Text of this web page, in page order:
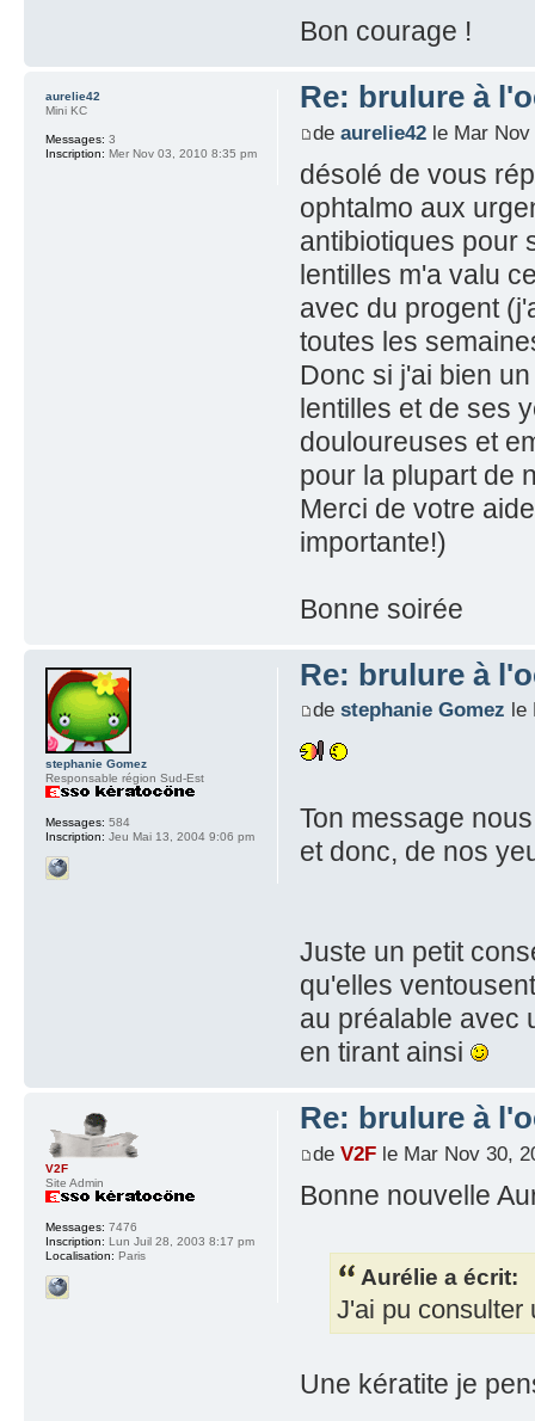
Bon courage !
Re: brulure à
de aurelie42le Mar Nov
désolé de vous
ophtalmo aux
antibiotiques pour
lentilles m'a valu
avec du progent
toutes les
Donc si j'ai bien
lentilles et de ses
douloureuses et
pour la plupart de
Merci de votre
importante!)
Bonne soirée
aurelie42
Mini KC
Messages: 3
Inscription: Mer Nov 03, 2010 8:35 pm
Re: brulure à
de stephanie Gomez le
Ton message
et donc, de nos
Juste un petit
qu'elles
au préalable avec
en tirant ainsi
stephanie Gomez
Responsable région Sud-Est
Messages: 584
Inscription: Jeu Mai 13, 2004 9:06 pm
Re: brulure à
de V2Fle Mar Nov 30,
Bonne nouvelle
Aurélie a écrit:
J'ai pu consulter
Une kératite je
V2F
Site Admin
Messages: 7476
Inscription: Lun Juil 28, 2003 8:17 pm
Localisation: Paris